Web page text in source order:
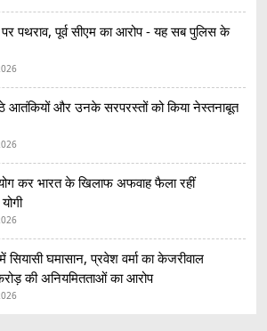
पथराव, पूर्व सीएम का आरोप - यह सब पुलिस के
आतंकियों और उनके सरपरस्तों को किया नेस्तनाबूत
कर भारत के खिलाफ अफवाह फैला रहीं
में सियासी घमासान, प्रवेश वर्मा का केजरीवाल
की अनियमितताओं का आरोप